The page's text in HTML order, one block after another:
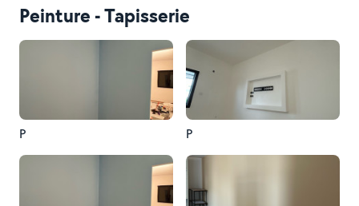
Peinture - Tapisserie
P P